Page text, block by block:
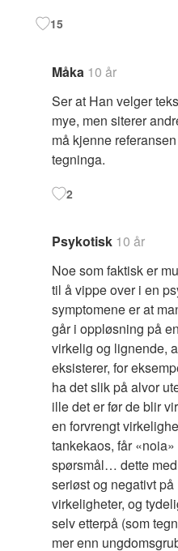
15
Måka 10 år
Ser at Han velger
mye, men siterer
må kjenne
tegninga.
2
Psykotisk 10 år
Noe som faktisk er
til å vippe over i en
symptomene er at
går i oppløsning på
virkelig og lignende,
eksisterer, for
ha det slik på alvor
ille det er før de blir
en forvrengt
tankekaos, får
spørsmål… dette
seriøst og negativt
virkeligheter, og
selv etterpå (som
mer enn